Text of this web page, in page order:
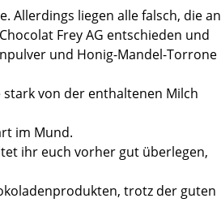
Allerdings liegen alle falsch, die an
Frey AG entschieden und
und Honig-Mandel-Torrone
stark von der enthaltenen Milch
im Mund.
ihr euch vorher gut überlegen,
trotz der guten